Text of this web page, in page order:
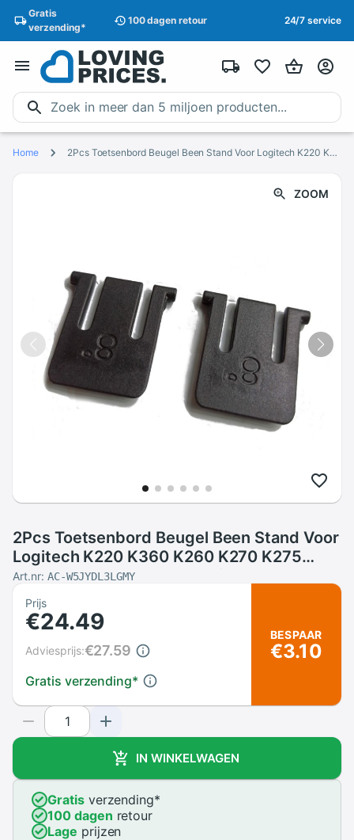
Gratis
verzending*
100 dagen retour 24/7 service
Home 2Pcs Toetsenbord Beugel Been Stand Voor Logitech K220 K360 K260 K270 K275 K235 Toetsenbord Reparatie Onderdelen
ZOOM
2Pcs Toetsenbord Beugel Been Stand Voor
Logitech K220 K360 K260 K270 K275
K235 Toetsenbord Reparatie Onderdelen
Art.nr: AC-W5JYDL3LGMY
Prijs
€24.49
Gratis verzending*
Adviesprijs:€27.59
BESPAAR
€3.10
IN WINKELWAGEN
Gratisverzending*
100 dagen retour
Lage prijzen